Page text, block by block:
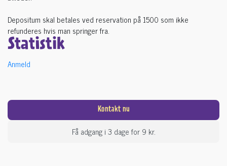
Depositum skal betales ved reservation på 1500 som ikke
refunderes hvis man springer fra.
Statistik
Anmeld
Kontakt nu
Få adgang i 3 dage for 9 kr.